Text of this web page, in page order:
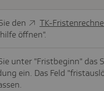
den TK-
öffnen".
unter "Fristbeginn" das
ein. Das Feld